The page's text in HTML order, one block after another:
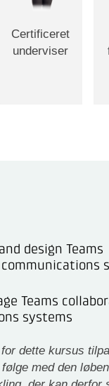
Certificeret
underviser
design Teams
Teams
systems
dette kursus
med den